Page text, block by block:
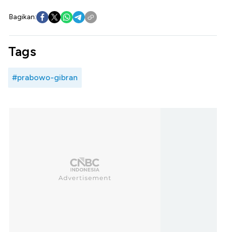
Bagikan:
Tags
#prabowo-gibran